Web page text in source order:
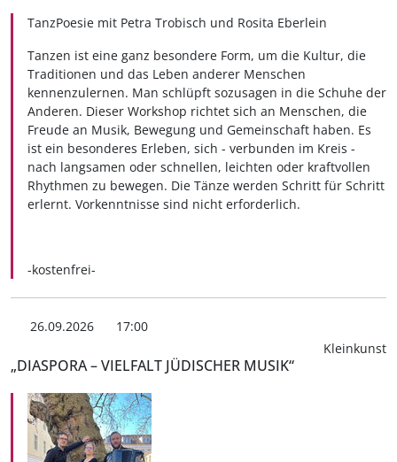
TanzPoesie mit Petra Trobisch und Rosita Eberlein
Tanzen ist eine ganz besondere Form, um die Kultur, die
Traditionen und das Leben anderer Menschen
kennenzulernen. Man schlüpft sozusagen in die Schuhe der
Anderen. Dieser Workshop richtet sich an Menschen, die
Freude an Musik, Bewegung und Gemeinschaft haben. Es
ist ein besonderes Erleben, sich - verbunden im Kreis -
nach langsamen oder schnellen, leichten oder kraftvollen
Rhythmen zu bewegen. Die Tänze werden Schritt für Schritt
erlernt. Vorkenntnisse sind nicht erforderlich.
-kostenfrei-
26.09.2026
17:00
Kleinkunst
„DIASPORA – VIELFALT JÜDISCHER MUSIK“